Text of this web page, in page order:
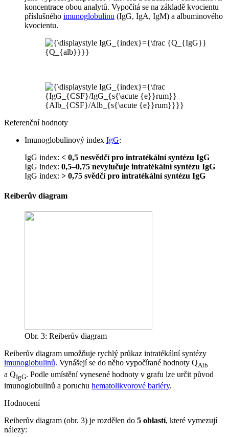
koncentrace obou analytů. Vypočítá se na základě kvocientu
příslušného imunoglobulinu (IgG, IgA, IgM) a albuminového
kvocientu.
Referenční hodnoty
Imunoglobulinový index IgG:
IgG index: < 0,5 nesvědčí pro intratékální syntézu IgG
IgG index: 0,5–0,75 nevylučuje intratékální syntézu IgG
IgG index: > 0,75 svědčí pro intratékální syntézu IgG
Reiberův diagram
Obr. 3: Reiberův diagram
Reiberův diagram umožňuje rychlý průkaz intratékální syntézy
imunoglobulinů. Vynášejí se do něho vypočítané hodnoty QAlb
a QIgG. Podle umístění vynesené hodnoty v grafu lze určit původ
imunoglobulinů a poruchu hematolikvorové bariéry.
Hodnocení
Reiberův diagram (obr. 3) je rozdělen do 5 oblastí, které vymezují
nálezy: